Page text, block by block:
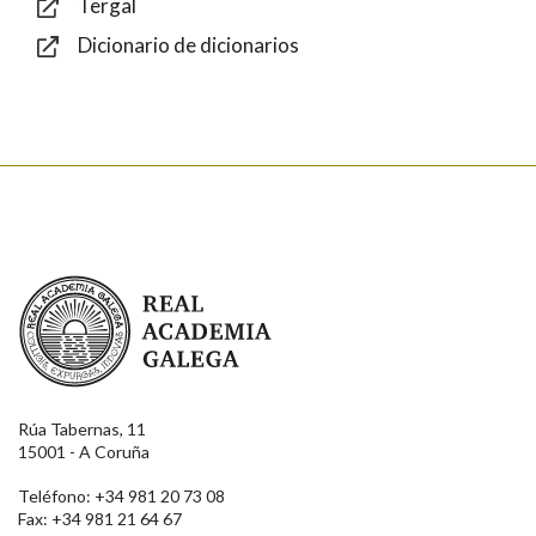
Tergal
Dicionario de dicionarios
Real Academia Galega
Rúa Tabernas, 11
15001 - A Coruña
Teléfono: +34 981 20 73 08
Fax: +34 981 21 64 67